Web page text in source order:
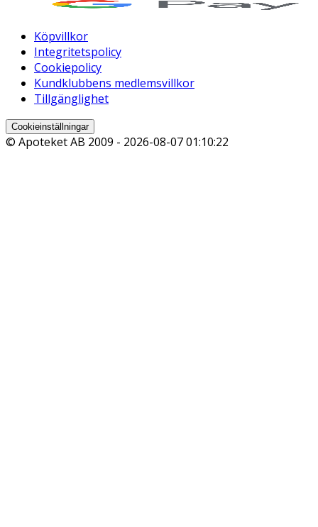
Köpvillkor
Integritetspolicy
Cookiepolicy
Kundklubbens medlemsvillkor
Tillgänglighet
Cookieinställningar
© Apoteket AB 2009 - 2026-08-07 01:10:22